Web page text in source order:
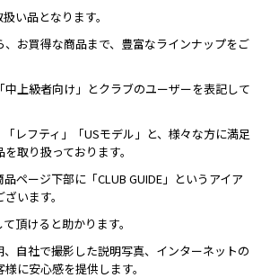
い品となります。
お買得な商品まで、豊富なラインナップをご
中上級者向け」とクラブのユーザーを表記して
レフティ」「USモデル」と、様々な方に満足
取り扱っております。
ページ下部に「CLUB GUIDE」というアイア
います。
頂けると助かります。
自社で撮影した説明写真、インターネットの
に安心感を提供します。